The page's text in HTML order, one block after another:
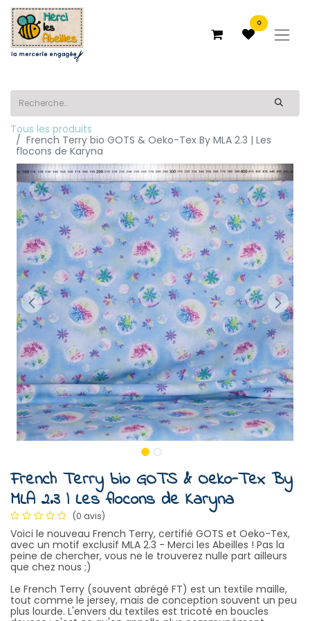
0
Tous les produits
French Terry bio GOTS & Oeko-Tex By MLA 2.3 | Les
flocons de Karyna
French Terry bio GOTS & Oeko-Tex By
MLA 2.3 | Les flocons de Karyna
(0 avis)
Voici le nouveau French Terry, certifié GOTS et Oeko-Tex,
avec un motif exclusif MLA 2.3 - Merci les Abeilles ! Pas la
peine de chercher, vous ne le trouverez nulle part ailleurs
que chez nous ;)
Le French Terry (souvent abrégé FT) est un textile maille,
tout comme le jersey, mais de conception souvent un peu
plus lourde. L'envers du textiles est tricoté en boucles